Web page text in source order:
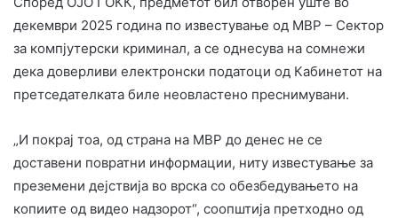
декември 2025 година по известување од МВР – Сектор
за компјутерски криминал, а се однесува на сомнежи
дека доверливи електронски податоци од Кабинетот на
претседателката биле неовластено преснимувани.
„И покрај тоа, од страна на МВР до денес не се
доставени повратни информации, ниту известување за
преземени дејствија во врска со обезбедувањето на
копиите од видео надзорот“, соопштија претходно од